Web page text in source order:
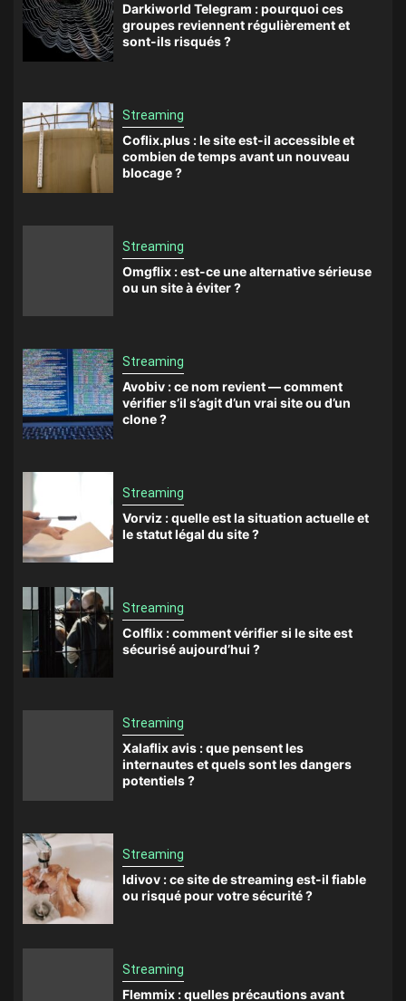
Darkiworld Telegram : pourquoi ces
groupes reviennent régulièrement et
sont-ils risqués ?
Streaming
Coflix.plus : le site est-il accessible et
combien de temps avant un nouveau
blocage ?
Streaming
Omgflix : est-ce une alternative sérieuse
ou un site à éviter ?
Streaming
Avobiv : ce nom revient — comment
vérifier s’il s’agit d’un vrai site ou d’un
clone ?
Streaming
Vorviz : quelle est la situation actuelle et
le statut légal du site ?
Streaming
Colflix : comment vérifier si le site est
sécurisé aujourd’hui ?
Streaming
Xalaflix avis : que pensent les
internautes et quels sont les dangers
potentiels ?
Streaming
Idivov : ce site de streaming est-il fiable
ou risqué pour votre sécurité ?
Streaming
Flemmix : quelles précautions avant